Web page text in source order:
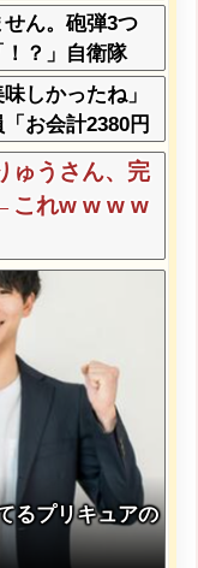
せん。砲弾3つ
？」自衛隊
w w w w
しかったね」
お会計2380円
こう』なった
？？？？？？
ゅうさん、完
これw w w w
るプリキュアの